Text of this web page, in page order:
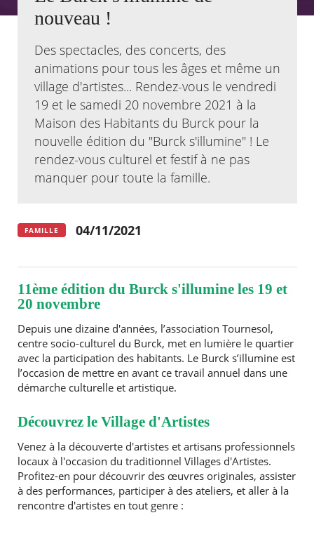
Actualités
Kiosque
Espace de services en ligne
Facebook
X Instagram
Youtube
Linkedin
nouveau !
Des spectacles, des concerts, des
animations pour tous les âges et même un
village d'artistes... Rendez-vous le vendredi
19 et le samedi 20 novembre 2021 à la
Maison des Habitants du Burck pour la
nouvelle édition du "Burck s'illumine" ! Le
rendez-vous culturel et festif à ne pas
manquer pour toute la famille.
FAMILLE 04/11/2021
11ème édition du Burck s'illumine les 19 et
20 novembre
Depuis une dizaine d'années, l’association Tournesol,
centre socio-culturel du Burck, met en lumière le quartier
avec la participation des habitants. Le Burck s’illumine est
l’occasion de mettre en avant ce travail annuel dans une
démarche culturelle et artistique.
Découvrez le Village d'Artistes
Venez à la découverte d'artistes et artisans professionnels
locaux à l'occasion du traditionnel Villages d'Artistes.
Profitez-en pour découvrir des œuvres originales, assister
à des performances, participer à des ateliers, et aller à la
rencontre d'artistes en tout genre :